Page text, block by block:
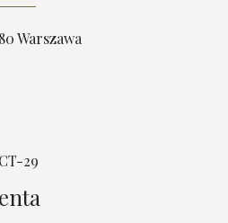
Warszawa
29